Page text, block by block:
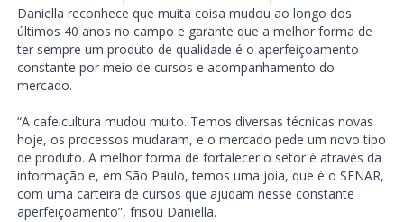
Daniella reconhece que muita coisa mudou ao longo dos
últimos 40 anos no campo e garante que a melhor forma de
ter sempre um produto de qualidade é o aperfeiçoamento
constante por meio de cursos e acompanhamento do
mercado.
“A cafeicultura mudou muito. Temos diversas técnicas novas
hoje, os processos mudaram, e o mercado pede um novo tipo
de produto. A melhor forma de fortalecer o setor é através da
informação e, em São Paulo, temos uma joia, que é o SENAR,
com uma carteira de cursos que ajudam nesse constante
aperfeiçoamento”, frisou Daniella.